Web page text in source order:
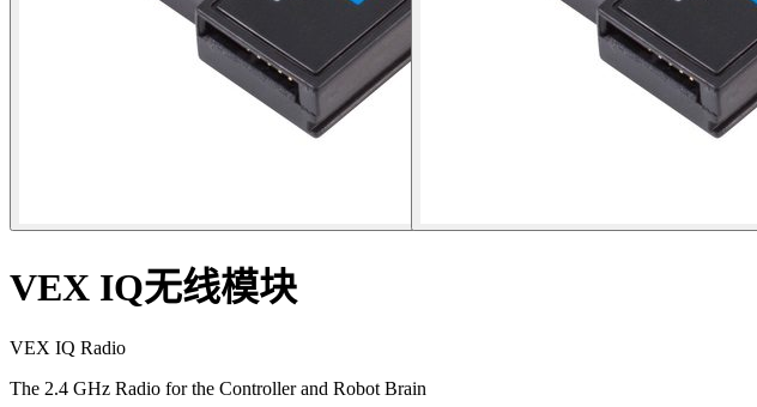
VEX IQ无线模块
VEX IQ Radio
The 2.4 GHz Radio for the Controller and Robot Brain